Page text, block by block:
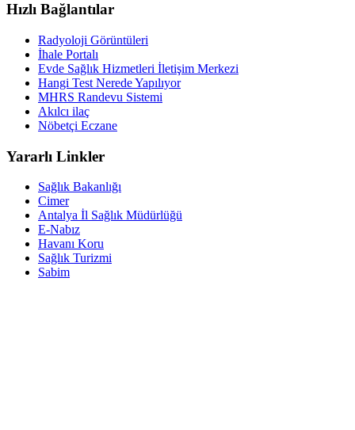
Hızlı Bağlantılar
Radyoloji Görüntüleri
İhale Portalı
Evde Sağlık Hizmetleri İletişim Merkezi
Hangi Test Nerede Yapılıyor
MHRS Randevu Sistemi
Akılcı ilaç
Nöbetçi Eczane
Yararlı Linkler
Sağlık Bakanlığı
Cimer
Antalya İl Sağlık Müdürlüğü
E-Nabız
Havanı Koru
Sağlık Turizmi
Sabim